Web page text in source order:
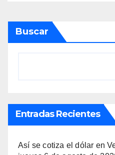
Buscar
Entradas Recientes
Así se cotiza el dólar en